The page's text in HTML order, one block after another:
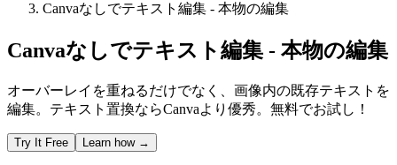
Canvaなしでテキスト編集 - 本物の編集
Canvaなしでテキスト編集 - 本物の編集
オーバーレイを重ねるだけでなく、画像内の既存テキストを
編集。テキスト置換ならCanvaより優秀。無料でお試し！
Try It Free Learn how →